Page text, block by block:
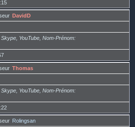
DavidD
YouTube, Nom-Prénom
Thomas
YouTube, Nom-Prénom
Rolingsan